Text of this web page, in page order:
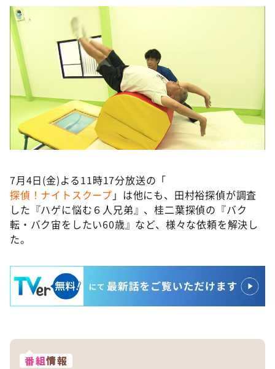
©️ABCテレビ
7月4日(金)よる11時17分放送の「
探偵！ナイトスクープ 」は他にも、田村裕探偵が調査
した『ハゲに悩む６人兄弟』、桂二葉探偵の『バク
転・バク宙をしたい60歳』など、様々な依頼を解決し
た。
番組情報